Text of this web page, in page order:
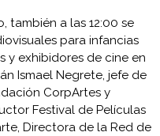
también a las 12:00 se
para infancias
y exhibidores de cine en
Ismael Negrete, jefe de
CorpArtes y
Festival de Películas
Directora de la Red de